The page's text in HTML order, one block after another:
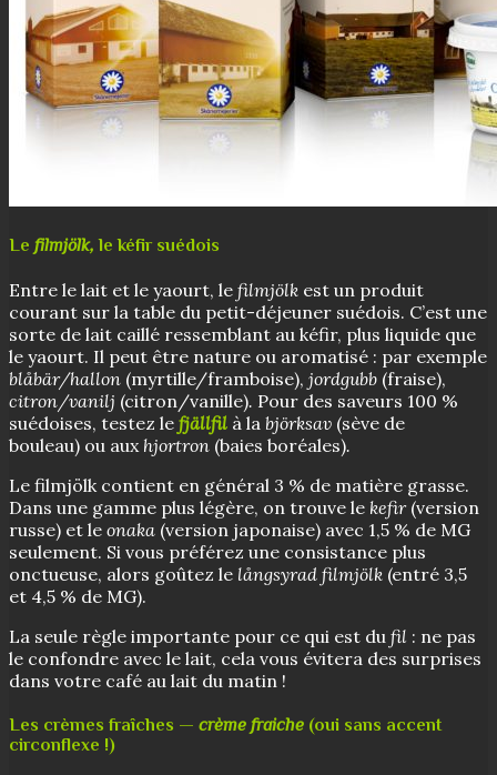
Le filmjölk, le kéfir suédois
Entre le lait et le yaourt, le filmjölk est un produit
courant sur la table du petit-déjeuner suédois. C’est une
sorte de lait caillé ressemblant au kéfir, plus liquide que
le yaourt. Il peut être nature ou aromatisé : par exemple
blåbär/hallon (myrtille/framboise), jordgubb (fraise),
citron/vanilj (citron/vanille). Pour des saveurs 100 %
suédoises, testez le fjällfil à la björksav (sève de
bouleau) ou aux hjortron (baies boréales).
Le filmjölk contient en général 3 % de matière grasse.
Dans une gamme plus légère, on trouve le kefir(version
russe) et le onaka (version japonaise) avec 1,5 % de MG
seulement. Si vous préférez une consistance plus
onctueuse, alors goûtez le långsyrad filmjölk (entré 3,5
et 4,5 % de MG).
La seule règle importante pour ce qui est du fil : ne pas
le confondre avec le lait, cela vous évitera des surprises
dans votre café au lait du matin !
Les crèmes fraîches — crème fraiche (oui sans accent
circonflexe !)